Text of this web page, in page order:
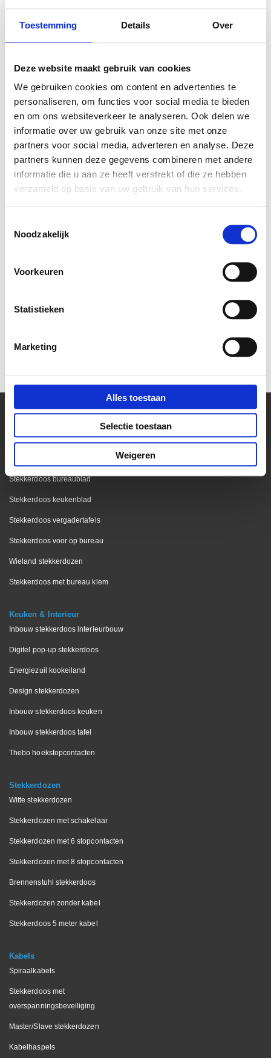
Toestemming Details Over
Deze website maakt gebruik van cookies
We gebruiken cookies om content en advertenties te
personaliseren, om functies voor social media te bieden
en om ons websiteverkeer te analyseren. Ook delen we
informatie over uw gebruik van onze site met onze
partners voor social media, adverteren en analyse. Deze
partners kunnen deze gegevens combineren met andere
informatie die u aan ze heeft verstrekt of die ze hebben
verzameld op basis van uw gebruik van hun services.
Noodzakelijk
Voorkeuren
Statistieken
Marketing
Alles toestaan
Selectie toestaan
Weigeren
€ 35,95 € 30,16
VERGELIJKBARE PRODUCTEN
€ 24,20
Kantoor
Stekkerdoos bureaublad
Stekkerdoos keukenblad
Stekkerdoos vergadertafels
Stekkerdoos voor op bureau
Wieland stekkerdozen
Stekkerdoos met bureau klem
Keuken & Interieur
Inbouw stekkerdoos interieurbouw
Digitel pop-up stekkerdoos
Energiezuil kookeiland
Design stekkerdozen
Inbouw stekkerdoos keuken
Inbouw stekkerdoos tafel
Thebo hoekstopcontacten
Stekkerdozen
Witte stekkerdozen
Stekkerdozen met schakelaar
Stekkerdozen met 6 stopcontacten
Stekkerdozen met 8 stopcontacten
Brennenstuhl stekkerdoos
Stekkerdozen zonder kabel
Stekkerdoos 5 meter kabel
Kabels
Spiraalkabels
Stekkerdoos met
overspanningsbeveiliging
Master/Slave stekkerdozen
Kabelhaspels